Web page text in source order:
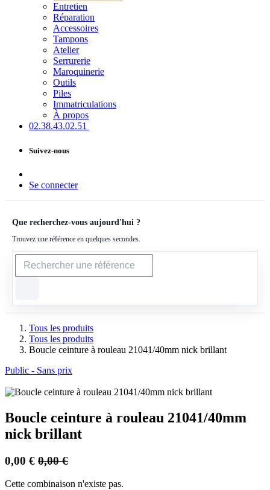
Entretien
Réparation
Accessoires
Tampons
Atelier
Serrurerie
Maroquinerie
Outils
Piles
Immatriculations
À propos
02.38.43​.02.51
Suivez-nous
Se connecter
Que recherchez-vous aujourd'hui ?
Trouvez une référence en quelques secondes.
Tous les produits
Tous les produits
Boucle ceinture à rouleau 21041/40mm nick brillant
Public - Sans prix
Boucle ceinture à rouleau 21041/40mm
nick brillant
0,00 € 0,00€
Cette combinaison n'existe pas.